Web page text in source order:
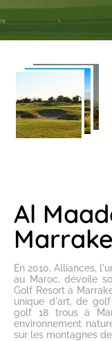
Al
En 2010, Alliances,
au Maroc, dévoile
Golf Resort à
unique d'art, de
golf 18 trous à
environnement
sur les montagnes